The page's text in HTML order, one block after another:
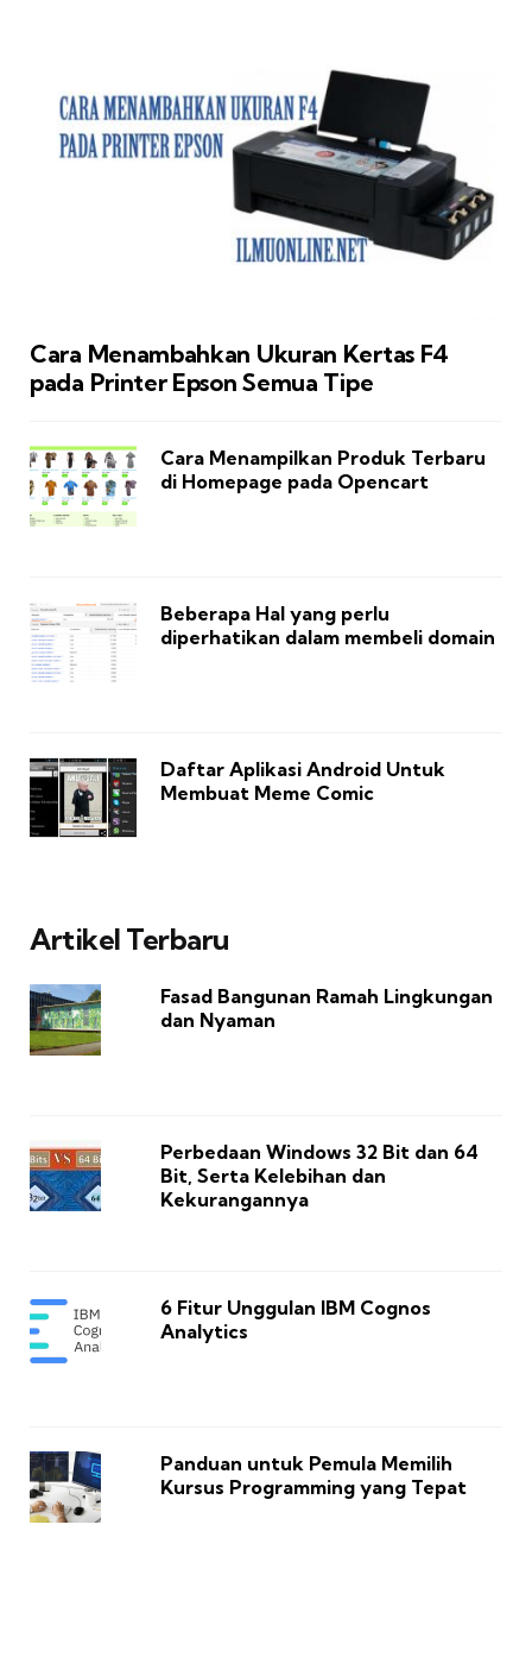
Cara Menambahkan Ukuran Kertas F4
pada Printer Epson Semua Tipe
Cara Menampilkan Produk Terbaru
di Homepage pada Opencart
Beberapa Hal yang perlu
diperhatikan dalam membeli domain
Daftar Aplikasi Android Untuk
Membuat Meme Comic
Artikel Terbaru
Fasad Bangunan Ramah Lingkungan
dan Nyaman
Perbedaan Windows 32 Bit dan 64
Bit, Serta Kelebihan dan
Kekurangannya
6 Fitur Unggulan IBM Cognos
Analytics
Panduan untuk Pemula Memilih
Kursus Programming yang Tepat